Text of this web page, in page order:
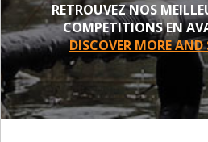
RETROUVEZ NOS
COMPETITIONS EN
DISCOVER MORE AND